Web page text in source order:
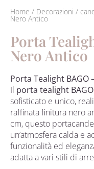
Home / Decorazioni /
Nero Antico
Porta
Nero Antico
Porta Tealight BAGO
Il porta tealight BAGO
sofisticato e unico,
raffinata finitura nero
cm, questo
un’atmosfera calda e
funzionalità ed
adatta a vari stili di